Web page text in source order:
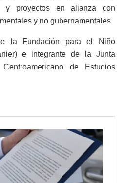
y proyectos en alianza con
y no gubernamentales.
la Fundación para el Niño
e integrante de la Junta
de Estudios